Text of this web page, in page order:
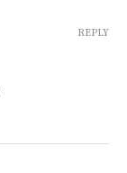
REPLY